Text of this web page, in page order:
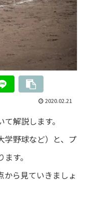
2020.02.21
解説します。
学野球など）と、プ
す。
から見ていきましょ